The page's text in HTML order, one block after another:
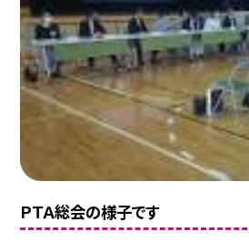
ＰＴＡ総会の様子です